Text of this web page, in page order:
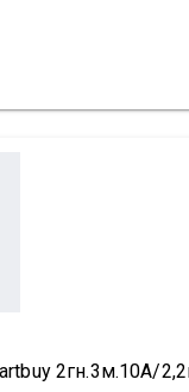
2гн.3м.10А/